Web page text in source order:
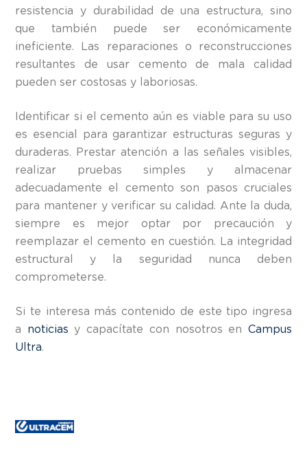
resistencia y durabilidad de una estructura, sino
que también puede ser económicamente
ineficiente. Las reparaciones o reconstrucciones
resultantes de usar cemento de mala calidad
pueden ser costosas y laboriosas.
Identificar si el cemento aún es viable para su uso
es esencial para garantizar estructuras seguras y
duraderas. Prestar atención a las señales visibles,
realizar pruebas simples y almacenar
adecuadamente el cemento son pasos cruciales
para mantener y verificar su calidad. Ante la duda,
siempre es mejor optar por precaución y
reemplazar el cemento en cuestión. La integridad
estructural y la seguridad nunca deben
comprometerse.
Si te interesa más contenido de este tipo ingresa
a noticias y capacítate con nosotros enCampus
Ultra.